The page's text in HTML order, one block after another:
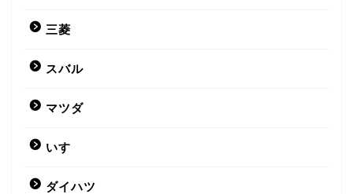
三菱
スバル
マツダ
いすゞ
ダイハツ